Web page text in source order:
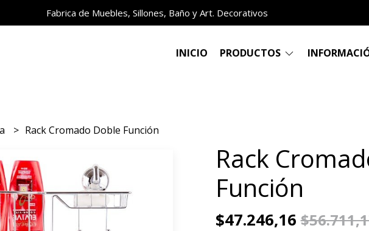
Fabrica de Muebles, Sillones, Baño y Art. Decorativos
INICIO PRODUCTOS
Rack Cromado Doble Función
Rack
Función
$47.246,16